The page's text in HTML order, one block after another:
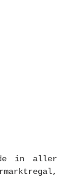
in aller